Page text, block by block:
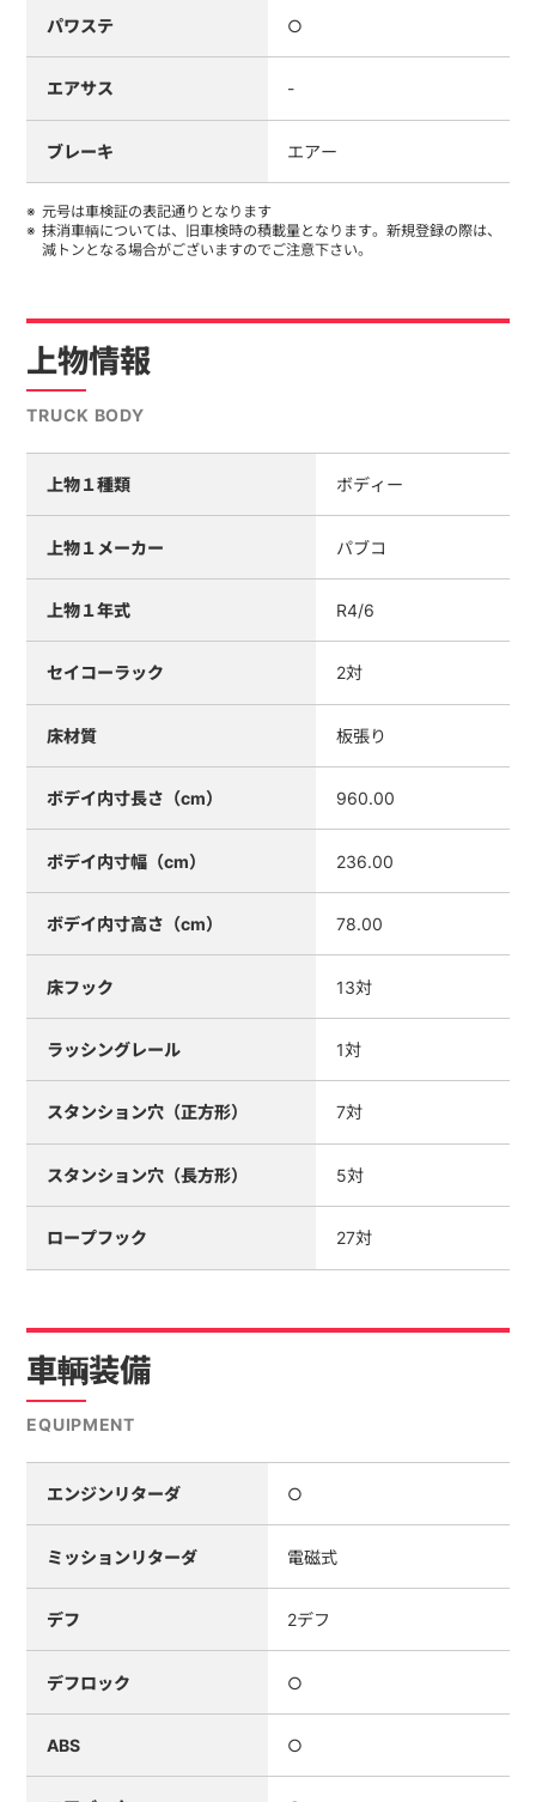
パワステ ○
エアサス -
ブレーキ エアー
元号は車検証の表記通りとなります
抹消車輌については、旧車検時の積載量となります。新規登録の際は、
減トンとなる場合がございますのでご注意下さい。
上物情報
TRUCK BODY
上物１種類 ボディー
上物１メーカー パブコ
上物１年式 R4/6
セイコーラック 2対
床材質 板張り
ボデイ内寸長さ（cm） 960.00
ボデイ内寸幅（cm） 236.00
ボデイ内寸高さ（cm） 78.00
床フック 13対
ラッシングレール 1対
スタンション穴（正方形） 7対
スタンション穴（長方形） 5対
ロープフック 27対
車輌装備
EQUIPMENT
エンジンリターダ ○
ミッションリターダ 電磁式
デフ 2デフ
デフロック ○
ABS ○